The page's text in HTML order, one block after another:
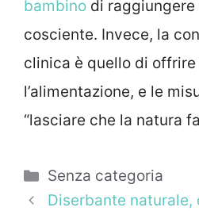
bambino di raggiungere
cosciente. Invece, la
clinica è quello di offrire
l’alimentazione, e le
“lasciare che la natura
Categorie
Senza categoria
Diserbante